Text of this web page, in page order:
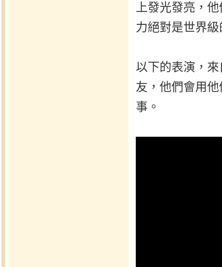
上發光發亮，
力絕對是世界
以下的表演，
友，他們會用
事。